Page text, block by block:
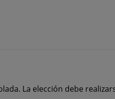
La elección debe